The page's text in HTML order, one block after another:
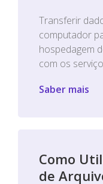
Transferir
computador
hospedagem
com os
Saber mais
Como
de